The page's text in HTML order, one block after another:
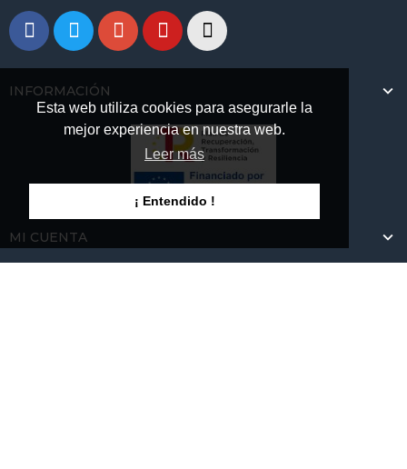
Esta web utiliza cookies para asegurarle la
mejor experiencia en nuestra web.
Leer más
¡ Entendido !
INFORMACIÓN
MI CUENTA